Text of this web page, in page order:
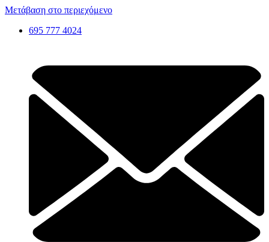
Μετάβαση στο περιεχόμενο
695 777 4024